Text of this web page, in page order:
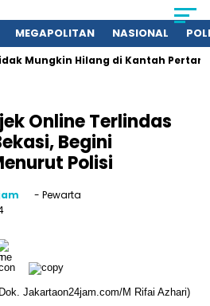
MEGAPOLITAN NASIONAL
Mungkin Hilang di Kantah
Online Terlindas
Begini
Polisi
- Pewarta